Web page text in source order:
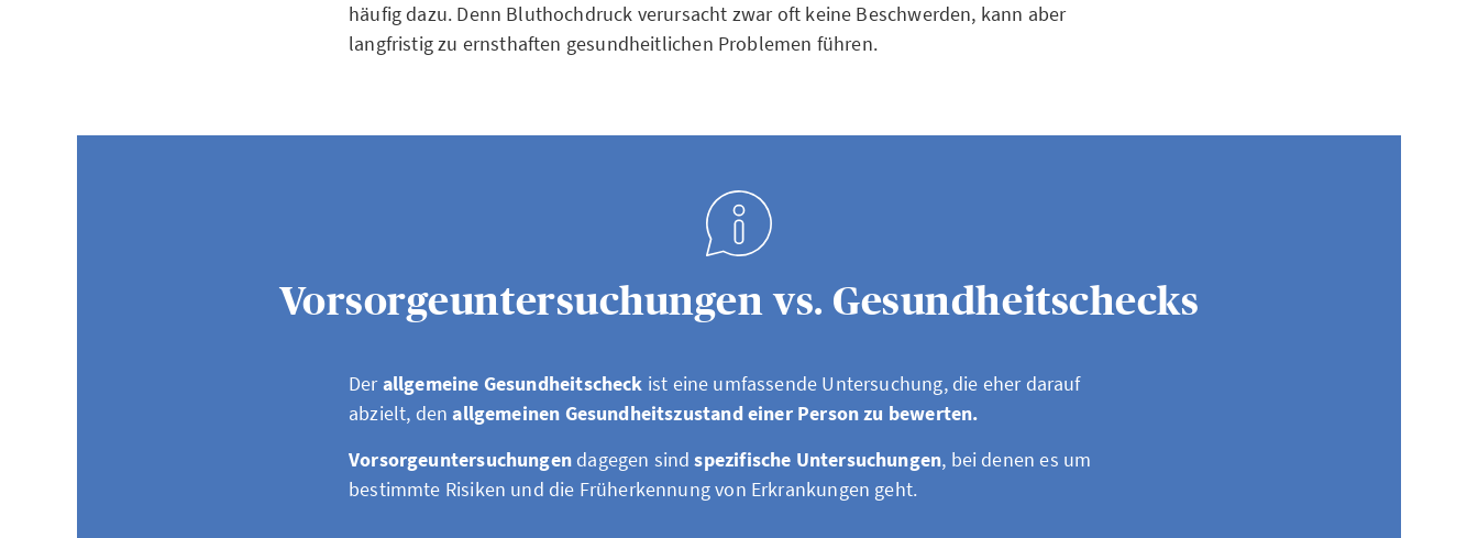
häufig dazu. Denn Bluthochdruck verursacht zwar oft keine Beschwerden, kann aber
langfristig zu ernsthaften gesundheitlichen Problemen führen.
Vorsorgeuntersuchungen vs. Gesundheitschecks
Derallgemeine Gesundheitscheck ist eine umfassende Untersuchung, die eher darauf
abzielt, denallgemeinen Gesundheitszustand einer Person zu bewerten.
Vorsorgeuntersuchungen dagegen sindspezifische Untersuchungen, bei denen es um
bestimmte Risiken und die Früherkennung von Erkrankungen geht.